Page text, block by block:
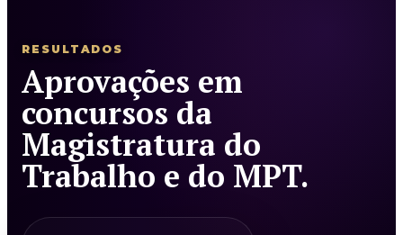
RESULTADOS
Aprovações em
concursos da
Magistratura do
Trabalho e do MPT.